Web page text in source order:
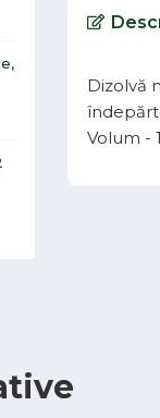
Dizolvă
Volum -